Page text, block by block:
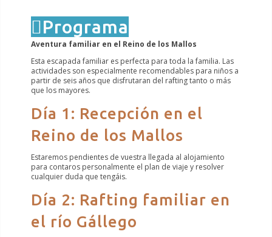
Programa
Aventura familiar en el Reino de los Mallos
Esta escapada familiar es perfecta para toda la familia. Las
actividades son especialmente recomendables para niños a
partir de seis años que disfrutaran del rafting tanto o más
que los mayores.
Día 1: Recepción en el
Reino de los Mallos
Estaremos pendientes de vuestra llegada al alojamiento
para contaros personalmente el plan de viaje y resolver
cualquier duda que tengáis.
Día 2: Rafting familiar en
el río Gállego